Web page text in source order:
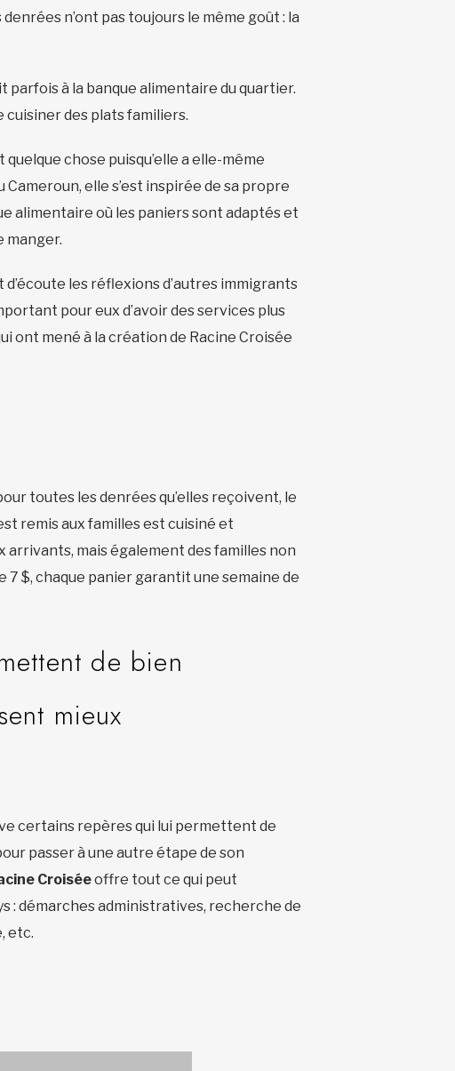
n’ont pas toujours le même goût : la
à la banque alimentaire du quartier.
cuisiner des plats familiers.
quelque chose puisqu’elle a elle-même
elle s’est inspirée de sa propre
alimentaire où les paniers sont adaptés et
manger.
d’écoute les réflexions d’autres immigrants
pour eux d’avoir des services plus
ont mené à la création de Racine Croisée
toutes les denrées qu’elles reçoivent, le
remis aux familles est cuisiné et
mais également des familles non
$, chaque panier garantit une semaine de
de bien
mieux
certains repères qui lui permettent de
passer à une autre étape de son
Croiséeoffre tout ce qui peut
: démarches administratives, recherche de
etc.